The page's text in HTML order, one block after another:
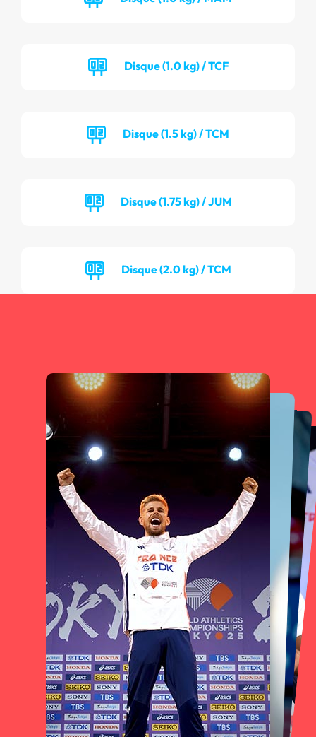
Disque (1.0 kg) / TCF
Disque (1.5 kg) / TCM
Disque (1.75 kg) / JUM
Disque (2.0 kg) / TCM